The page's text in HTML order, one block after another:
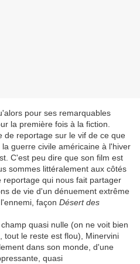
pour ses remarquables
la première fois à la fiction.
de reportage sur le vif de ce que
guerre civile américaine à l'hiver
C'est peu dire que son film est
sommes littéralement aux côtés
qui nous fait partager
de vie d'un dénuement extrême
façon Désert des
quasi nulle (on ne voit bien
tout le reste est flou), Minervini
dans son monde, d'une
quasi